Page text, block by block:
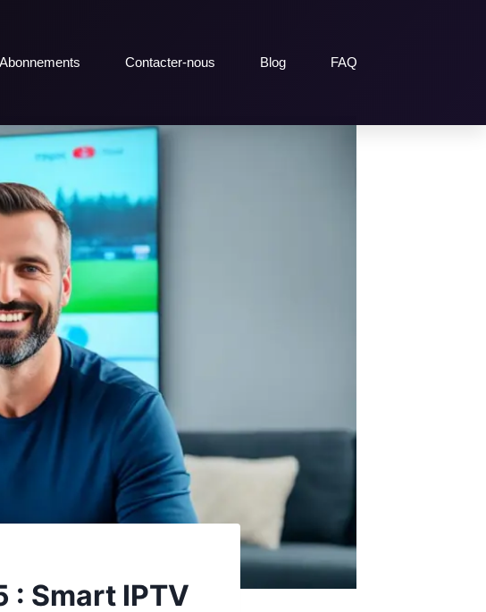
Contacter-nous Blog FAQ
: Smart IPTV